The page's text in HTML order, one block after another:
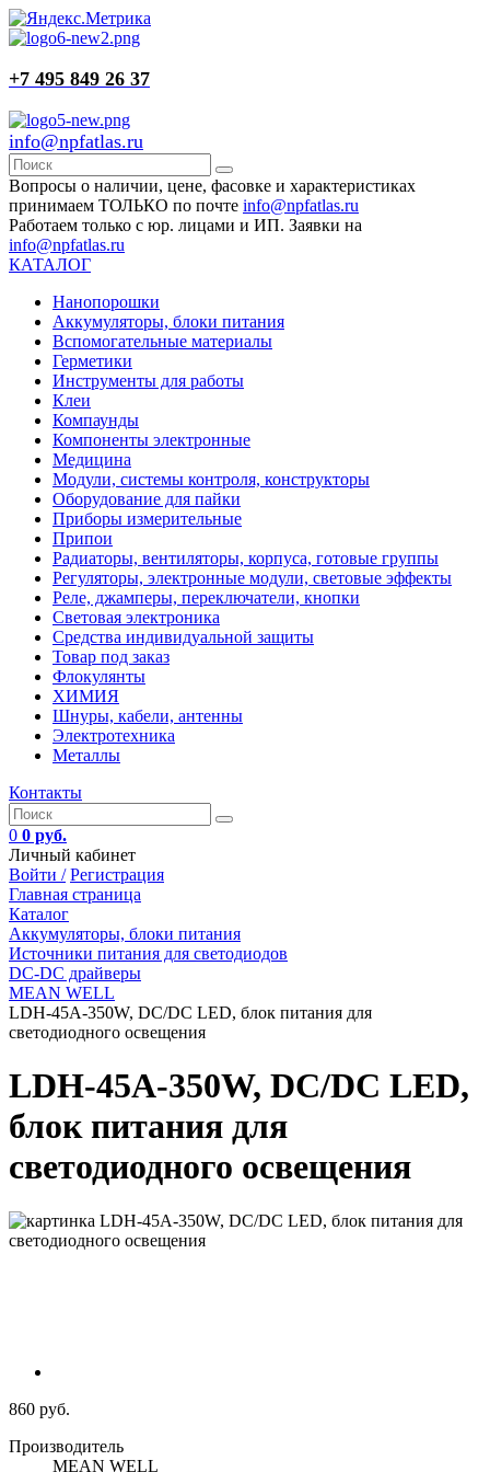
+7 495 849 26 37
info@npfatlas.ru
Вопросы о наличии, цене, фасовке и характеристиках
принимаем ТОЛЬКО по почте info@npfatlas.ru
Работаем только с юр. лицами и ИП. Заявки на
info@npfatlas.ru
КАТАЛОГ
Нанопорошки
Аккумуляторы, блоки питания
Вспомогательные материалы
Герметики
Инструменты для работы
Клеи
Компаунды
Компоненты электронные
Медицина
Модули, системы контроля, конструкторы
Оборудование для пайки
Приборы измерительные
Припои
Радиаторы, вентиляторы, корпуса, готовые группы
Регуляторы, электронные модули, световые эффекты
Реле, джамперы, переключатели, кнопки
Световая электроника
Средства индивидуальной защиты
Товар под заказ
Флокулянты
ХИМИЯ
Шнуры, кабели, антенны
Электротехника
Металлы
Контакты
0 0 руб.
Личный кабинет
Войти / Регистрация
Главная страница
Каталог
Аккумуляторы, блоки питания
Источники питания для светодиодов
DC-DC драйверы
MEAN WELL
LDH-45A-350W, DC/DC LED, блок питания для
светодиодного освещения
LDH-45A-350W, DC/DC LED,
блок питания для
светодиодного освещения
860 руб.
Производитель
MEAN WELL